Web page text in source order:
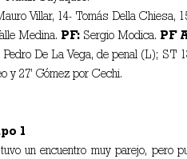
Villar, 14- Tomás Della Chiesa,
Medina. PF: Sergio Modica. PF
De La Vega, de penal (L); ST
y 27’ Gómez por Cechi.
1
un encuentro muy parejo, pero